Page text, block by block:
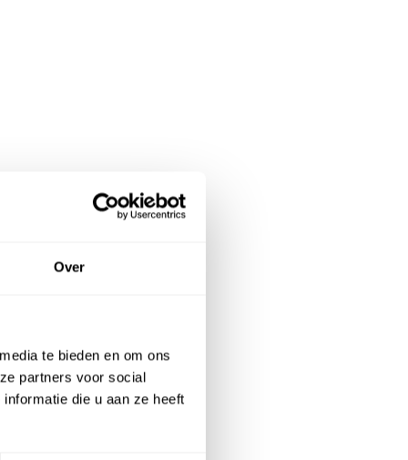
Over
te bieden en om ons
partners voor social
die u aan ze heeft